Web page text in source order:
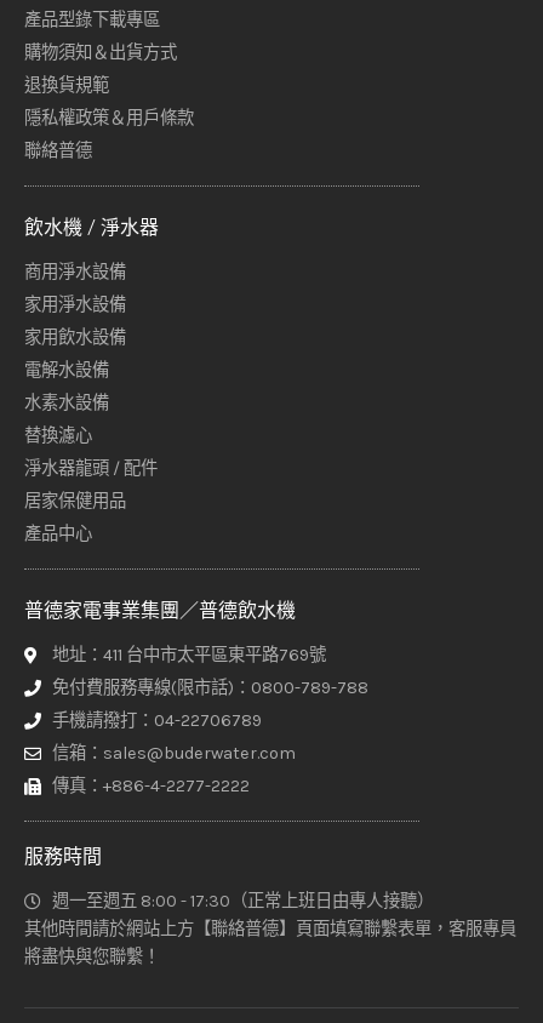
產品型錄下載專區
購物須知＆出貨方式
退換貨規範
隱私權政策＆用戶條款
聯絡普德
飲水機 / 淨水器
商用淨水設備
家用淨水設備
家用飲水設備
電解水設備
水素水設備
替換濾心
淨水器龍頭 / 配件
居家保健用品
產品中心
普德家電事業集團／普德飲水機
地址：411 台中市太平區東平路769號
免付費服務專線(限市話)：0800-789-788
手機請撥打：04-22706789
信箱：sales@buderwater.com
傳真：+886-4-2277-2222
服務時間
週一至週五 8:00 - 17:30（正常上班日由專人接聽）
其他時間請於網站上方【聯絡普德】頁面填寫聯繫表單，客服專員
將盡快與您聯繫！